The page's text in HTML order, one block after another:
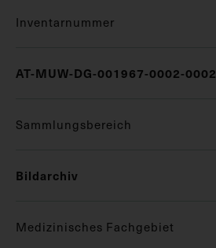
Inventarnummer
AT-MUW-DG-001967-0002-0002
Sammlungsbereich
Bildarchiv
Medizinisches Fachgebiet